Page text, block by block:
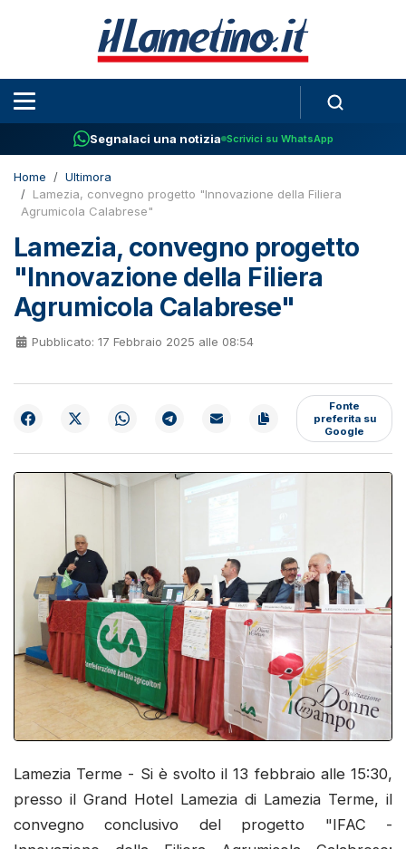
Segnalaci una notizia Scrivici su WhatsApp
Home
Ultimora
Lamezia, convegno progetto "Innovazione della Filiera
Agrumicola Calabrese"
Lamezia, convegno progetto
"Innovazione della Filiera
Agrumicola Calabrese"
Pubblicato: 17 Febbraio 2025 alle 08:54
Fonte
preferita su
Google
Lamezia Terme - Si è svolto il 13 febbraio alle 15:30,
presso il Grand Hotel Lamezia di Lamezia Terme, il
convegno conclusivo del progetto "IFAC -